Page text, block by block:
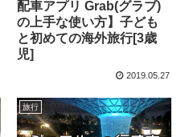
配車アプリ Grab(グラブ)
の上手な使い方】子ども
と初めての海外旅行[3歳
児]
2019.05.27
旅行